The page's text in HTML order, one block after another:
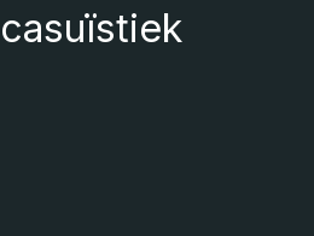
casuïstiek